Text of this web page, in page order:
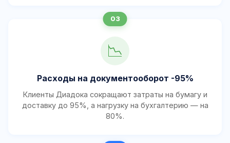
📉
Расходы на документооборот -95%
Клиенты Диадока сокращают затраты на бумагу и
доставку до 95%, а нагрузку на бухгалтерию — на
80%.